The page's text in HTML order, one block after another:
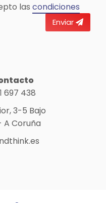
las condiciones
Enviar
697 438
3-5 Bajo
A Coruña